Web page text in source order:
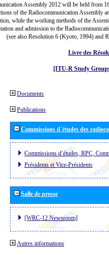
Assembly 2012 will be held from
of the Radiocommunication Assembly
while the working methods of the
and admission to the
(see also Resolution 6 (Kyoto, 1994) and
Livre des
[ITU-R Study
Documents
Publications
Commissions d´études des
Commissions d´études, RPC,
Présidents et Vice-Présidents
Salle de presse
[WRC-12 Newsroom]
Autres informations